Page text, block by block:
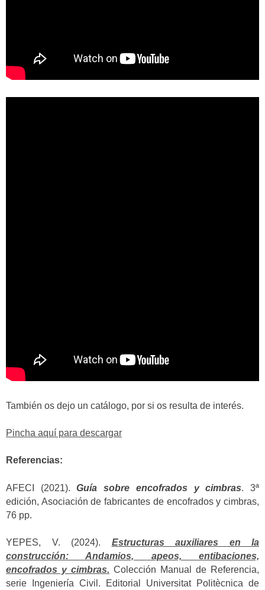
También os dejo un catálogo, por si os resulta de interés.
Pincha aquí para descargar
Referencias:
AFECI (2021).Guía sobre encofrados y cimbras. 3ª
edición, Asociación de fabricantes de encofrados y cimbras,
76 pp.
YEPES, V. (2024). Estructuras auxiliares en la
construcción: Andamios, apeos, entibaciones,
encofrados y cimbras. Colección Manual de Referencia,
serie Ingeniería Civil. Editorial Universitat Politècnica de